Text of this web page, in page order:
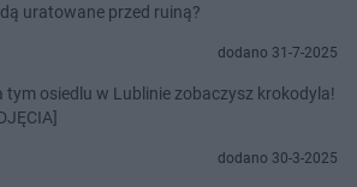
uratowane przed ruiną?
dodano 31-7-2025
tym osiedlu w Lublinie zobaczysz krokodyla!
dodano 30-3-2025